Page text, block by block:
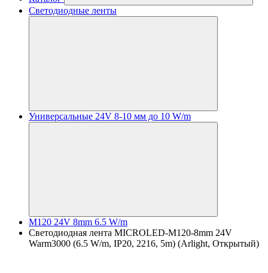
Светодиодные ленты
Универсальные 24V 8-10 мм до 10 W/m
M120 24V 8mm 6.5 W/m
Светодиодная лента MICROLED-M120-8mm 24V
Warm3000 (6.5 W/m, IP20, 2216, 5m) (Arlight, Открытый)